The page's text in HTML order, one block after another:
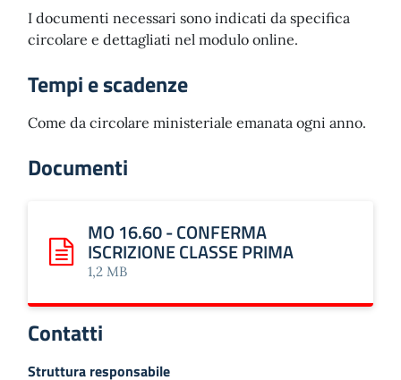
I documenti necessari sono indicati da specifica
circolare e dettagliati nel modulo online.
Tempi e scadenze
Come da circolare ministeriale emanata ogni anno.
Documenti
Scarica: MO 16.60 - CONFERMA ISCRIZIONE CLASSE
MO 16.60 - CONFERMA
ISCRIZIONE CLASSE PRIMA
1,2 MB
Contatti
Struttura responsabile